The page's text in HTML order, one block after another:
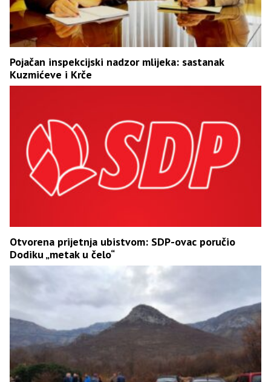
Pojačan inspekcijski nadzor mlijeka: sastanak
Kuzmićeve i Krče
Otvorena prijetnja ubistvom: SDP-ovac poručio
Dodiku „metak u čelo“